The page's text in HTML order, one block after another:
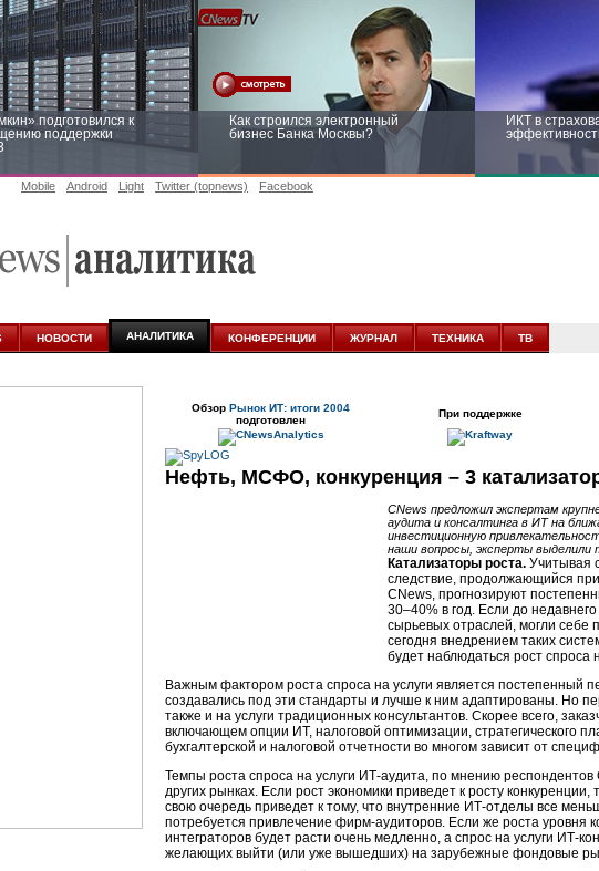
подготовился к
поддержки
Как строился электронный
бизнес Банка Москвы?
ИКТ в
новых условиях
Mobile Android Light Twitter (topnews) Facebook
НОВОСТИ АНАЛИТИКА КОНФЕРЕНЦИИ ЖУРНАЛ ТЕХНИКА ТВ
Обзор Рынок ИТ: итоги 2004
подготовлен
При поддержке
Нефть, МСФО, конкуренция – 3
CNews предложил экспертам
аудита и консалтинга в ИТ на
инвестиционную
наши вопросы, эксперты выделили
Катализаторы роста. Учитывая
следствие, продолжающийся
CNews, прогнозируют
30–40% в год. Если до
сырьевых отраслей, могли себе
сегодня внедрением таких
будет наблюдаться рост спроса
Важным фактором роста спроса на услуги является
создавались под эти стандарты и лучше к ним адаптированы. Но
также и на услуги традиционных консультантов. Скорее всего,
включающем опции ИТ, налоговой оптимизации, стратегического
бухгалтерской и налоговой отчетности во многом зависит от
Темпы роста спроса на услуги ИТ-аудита, по мнению респондентов
других рынках. Если рост экономики приведет к росту
свою очередь приведет к тому, что внутренние ИТ-отделы все
потребуется привлечение фирм-аудиторов. Если же роста уровня
интеграторов будет расти очень медленно, а спрос на услуги ИТ-
желающих выйти (или уже вышедших) на зарубежные фондовые